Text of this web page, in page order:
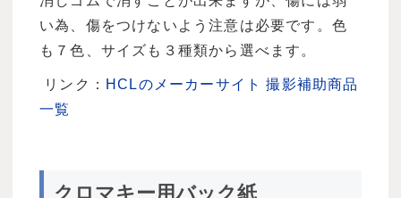
い為、傷をつけないよう注意は必要です。色
も７色、サイズも３種類から選べます。
リンク： HCLのメーカーサイト 撮影補助商品
一覧
クロマキー用バック紙